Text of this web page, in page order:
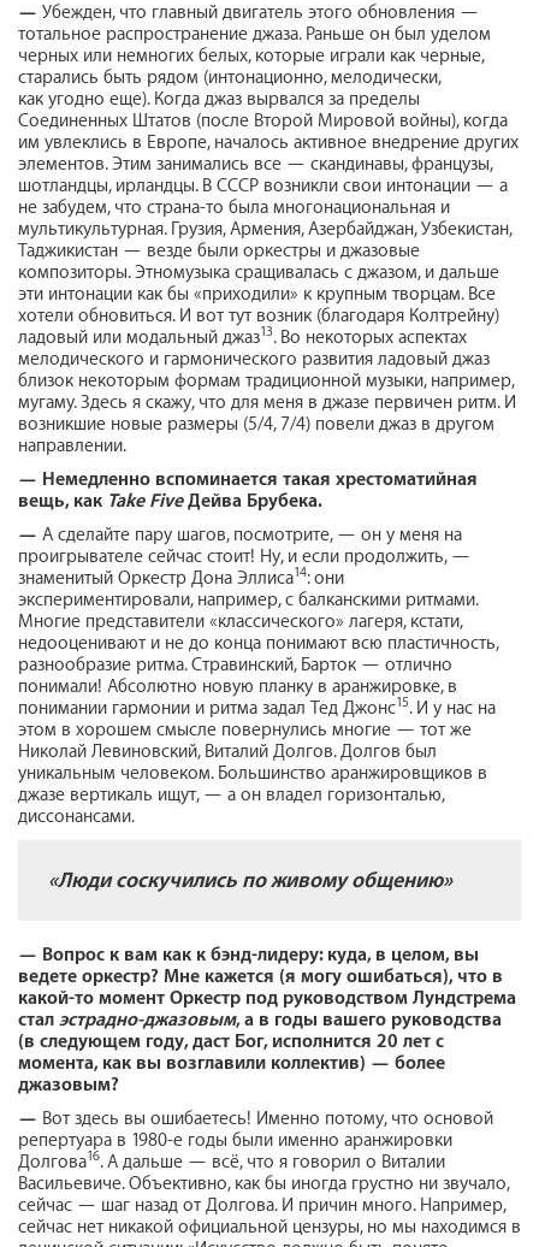
— Убежден, что главный двигатель этого обновления —
тотальное распространение джаза. Раньше он был уделом
черных или немногих белых, которые играли как черные,
старались быть рядом (интонационно, мелодически,
как угодно еще). Когда джаз вырвался за пределы
Соединенных Штатов (после Второй Мировой войны), когда
им увлеклись в Европе, началось активное внедрение других
элементов. Этим занимались все — скандинавы, французы,
шотландцы, ирландцы. В СССР возникли свои интонации — а
не забудем, что страна-то была многонациональная и
мультикультурная. Грузия, Армения, Азербайджан, Узбекистан,
Таджикистан — везде были оркестры и джазовые
композиторы. Этномузыка сращивалась с джазом, и дальше
эти интонации как бы «приходили» к крупным творцам. Все
хотели обновиться. И вот тут возник (благодаря Колтрейну)
ладовый или модальный джаз13. Во некоторых аспектах
мелодического и гармонического развития ладовый джаз
близок некоторым формам традиционной музыки, например,
мугаму. Здесь я скажу, что для меня в джазе первичен ритм. И
возникшие новые размеры (5/4, 7/4) повели джаз в другом
направлении.
— Немедленно вспоминается такая хрестоматийная
вещь, как Take FiveДейва Брубека.
— А сделайте пару шагов, посмотрите, — он у меня на
проигрывателе сейчас стоит! Ну, и если продолжить, —
знаменитый Оркестр Дона Эллиса14: они
экспериментировали, например, с балканскими ритмами.
Многие представители «классического» лагеря, кстати,
недооценивают и не до конца понимают всю пластичность,
разнообразие ритма. Стравинский, Барток — отлично
понимали! Абсолютно новую планку в аранжировке, в
понимании гармонии и ритма задал Тед Джонс15. И у нас на
этом в хорошем смысле повернулись многие — тот же
Николай Левиновский, Виталий Долгов. Долгов был
уникальным человеком. Большинство аранжировщиков в
джазе вертикаль ищут, — а он владел горизонталью,
диссонансами.
«Люди соскучились по живому общению»
— Вопрос к вам как к бэнд-лидеру: куда, в целом, вы
ведете оркестр? Мне кажется (я могу ошибаться), что в
какой-то момент Оркестр под руководством Лундстрема
стал эстрадно-джазовым, а в годы вашего руководства
(в следующем году, даст Бог, исполнится 20 лет с
момента, как вы возглавили коллектив) — более
джазовым?
— Вот здесь вы ошибаетесь! Именно потому, что основой
репертуара в 1980-е годы были именно аранжировки
Долгова16. А дальше — всё, что я говорил о Виталии
Васильевиче. Объективно, как бы иногда грустно ни звучало,
сейчас — шаг назад от Долгова. И причин много. Например,
сейчас нет никакой официальной цензуры, но мы находимся в